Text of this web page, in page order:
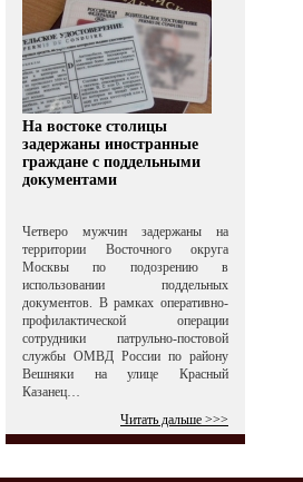
На востоке столицы
задержаны иностранные
граждане с поддельными
документами
Четверо мужчин задержаны на
территории Восточного округа
Москвы по подозрению в
использовании поддельных
документов. В рамках оперативно-
профилактической операции
сотрудники патрульно-постовой
службы ОМВД России по району
Вешняки на улице Красный
Казанец…
Читать дальше >>>